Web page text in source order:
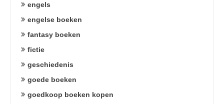
engels
engelse boeken
fantasy boeken
fictie
geschiedenis
goede boeken
goedkoop boeken kopen